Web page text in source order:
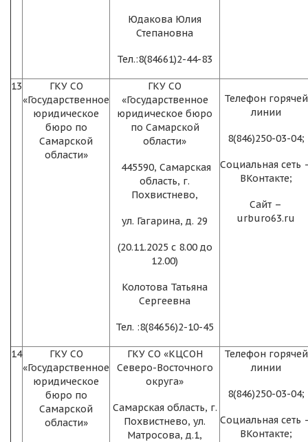
Юдакова Юлия
Степановна
Тел.:8(84661)2-44-83
13
ГКУ СО
«Государственное
юридическое
бюро по
Самарской
области»
ГКУ СО
«Государственное
юридическое бюро
по Самарской
области»
445590, Самарская
область, г.
Похвистнево,
ул. Гагарина, д. 29
(20.11.2025 с 8.00 до
12.00)
Колотова Татьяна
Сергеевна
Тел. :8(84656)2-10-45
Телефон горячей
линии
8(846)250-03-04;
Социальная сеть
ВКонтакте;
Сайт –
urburo63.ru
14
ГКУ СО
«Государственное
юридическое
бюро по
Самарской
области»
ГКУ СО «КЦСОН
Северо-Восточного
округа»
Самарская область, г.
Похвистнево, ул.
Матросова, д.1,
Телефон горячей
линии
8(846)250-03-04;
Социальная сеть
ВКонтакте;